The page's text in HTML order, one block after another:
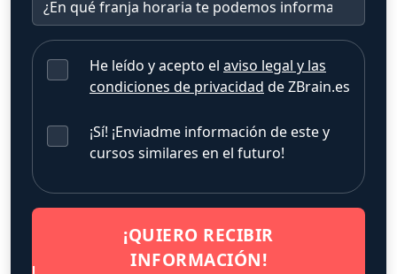
He leído y acepto el aviso legal y las
condiciones de privacidad de ZBrain.es
¡Sí! ¡Enviadme información de este y
cursos similares en el futuro!
¡QUIERO RECIBIR
INFORMACIÓN!